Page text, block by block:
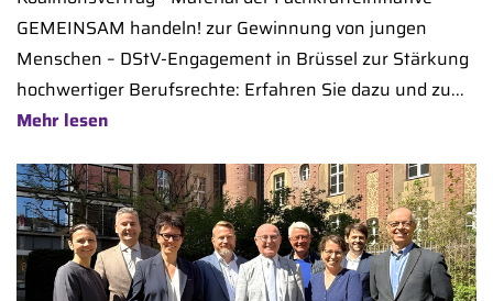
GEMEINSAM handeln! zur Gewinnung von jungen
Menschen – DStV-Engagement in Brüssel zur Stärkung
hochwertiger Berufsrechte: Erfahren Sie dazu und zu...
Mehr lesen